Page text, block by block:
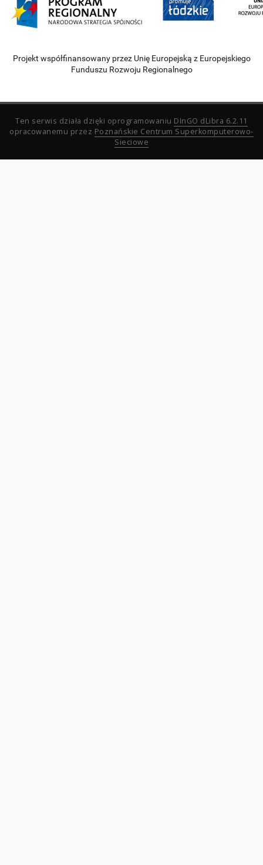
Projekt współfinansowany przez Unię Europejską z Europejskiego
Funduszu Rozwoju Regionalnego
Ten serwis działa dzięki oprogramowaniu DInGO dLibra 6.2.11
opracowanemu przez Poznańskie Centrum Superkomputerowo-
Sieciowe